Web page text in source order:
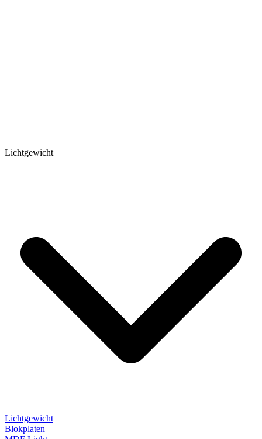
Lichtgewicht
Lichtgewicht
Blokplaten